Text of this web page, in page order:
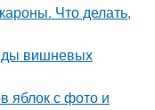
Что делать,
вишневых
яблок с фото и